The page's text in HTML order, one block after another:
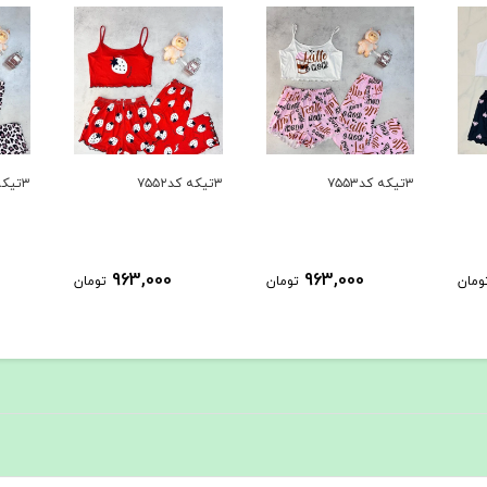
تومان
۳تیکه کد۷۵۵۲
963,000 تومان
۳تیکه کد۷۵۵۱
963,000 تومان
۳تیکه کد۷۵۵۰